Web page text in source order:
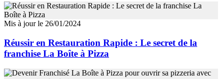
Mis à jour le 26/01/2024
Réussir en Restauration Rapide : Le secret de la
franchise La Boîte à Pizza